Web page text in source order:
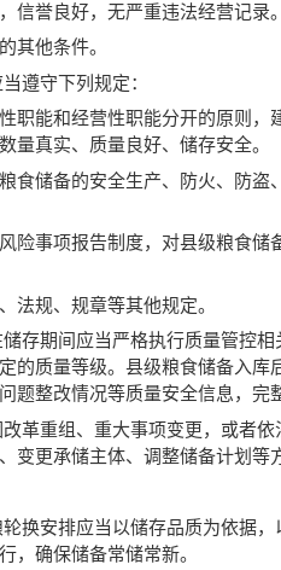
信誉良好，无严重违法经营记录。
其他条件。
遵守下列规定：
职能和经营性职能分开的原则
量真实、质量良好、储存安全。
食储备的安全生产、防火、防
险事项报告制度，对县级粮食
法规、规章等其他规定。
存期间应当严格执行质量管控
的质量等级。县级粮食储备入库
题整改情况等质量安全信息，完
革重组、重大事项变更，或者
变更承储主体、调整储备计划等
换安排应当以储存品质为依据
，确保储备常储常新。